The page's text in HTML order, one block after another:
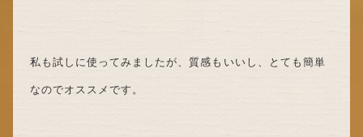
私も試しに使ってみましたが、質感もいいし、とても簡単
なのでオススメです。